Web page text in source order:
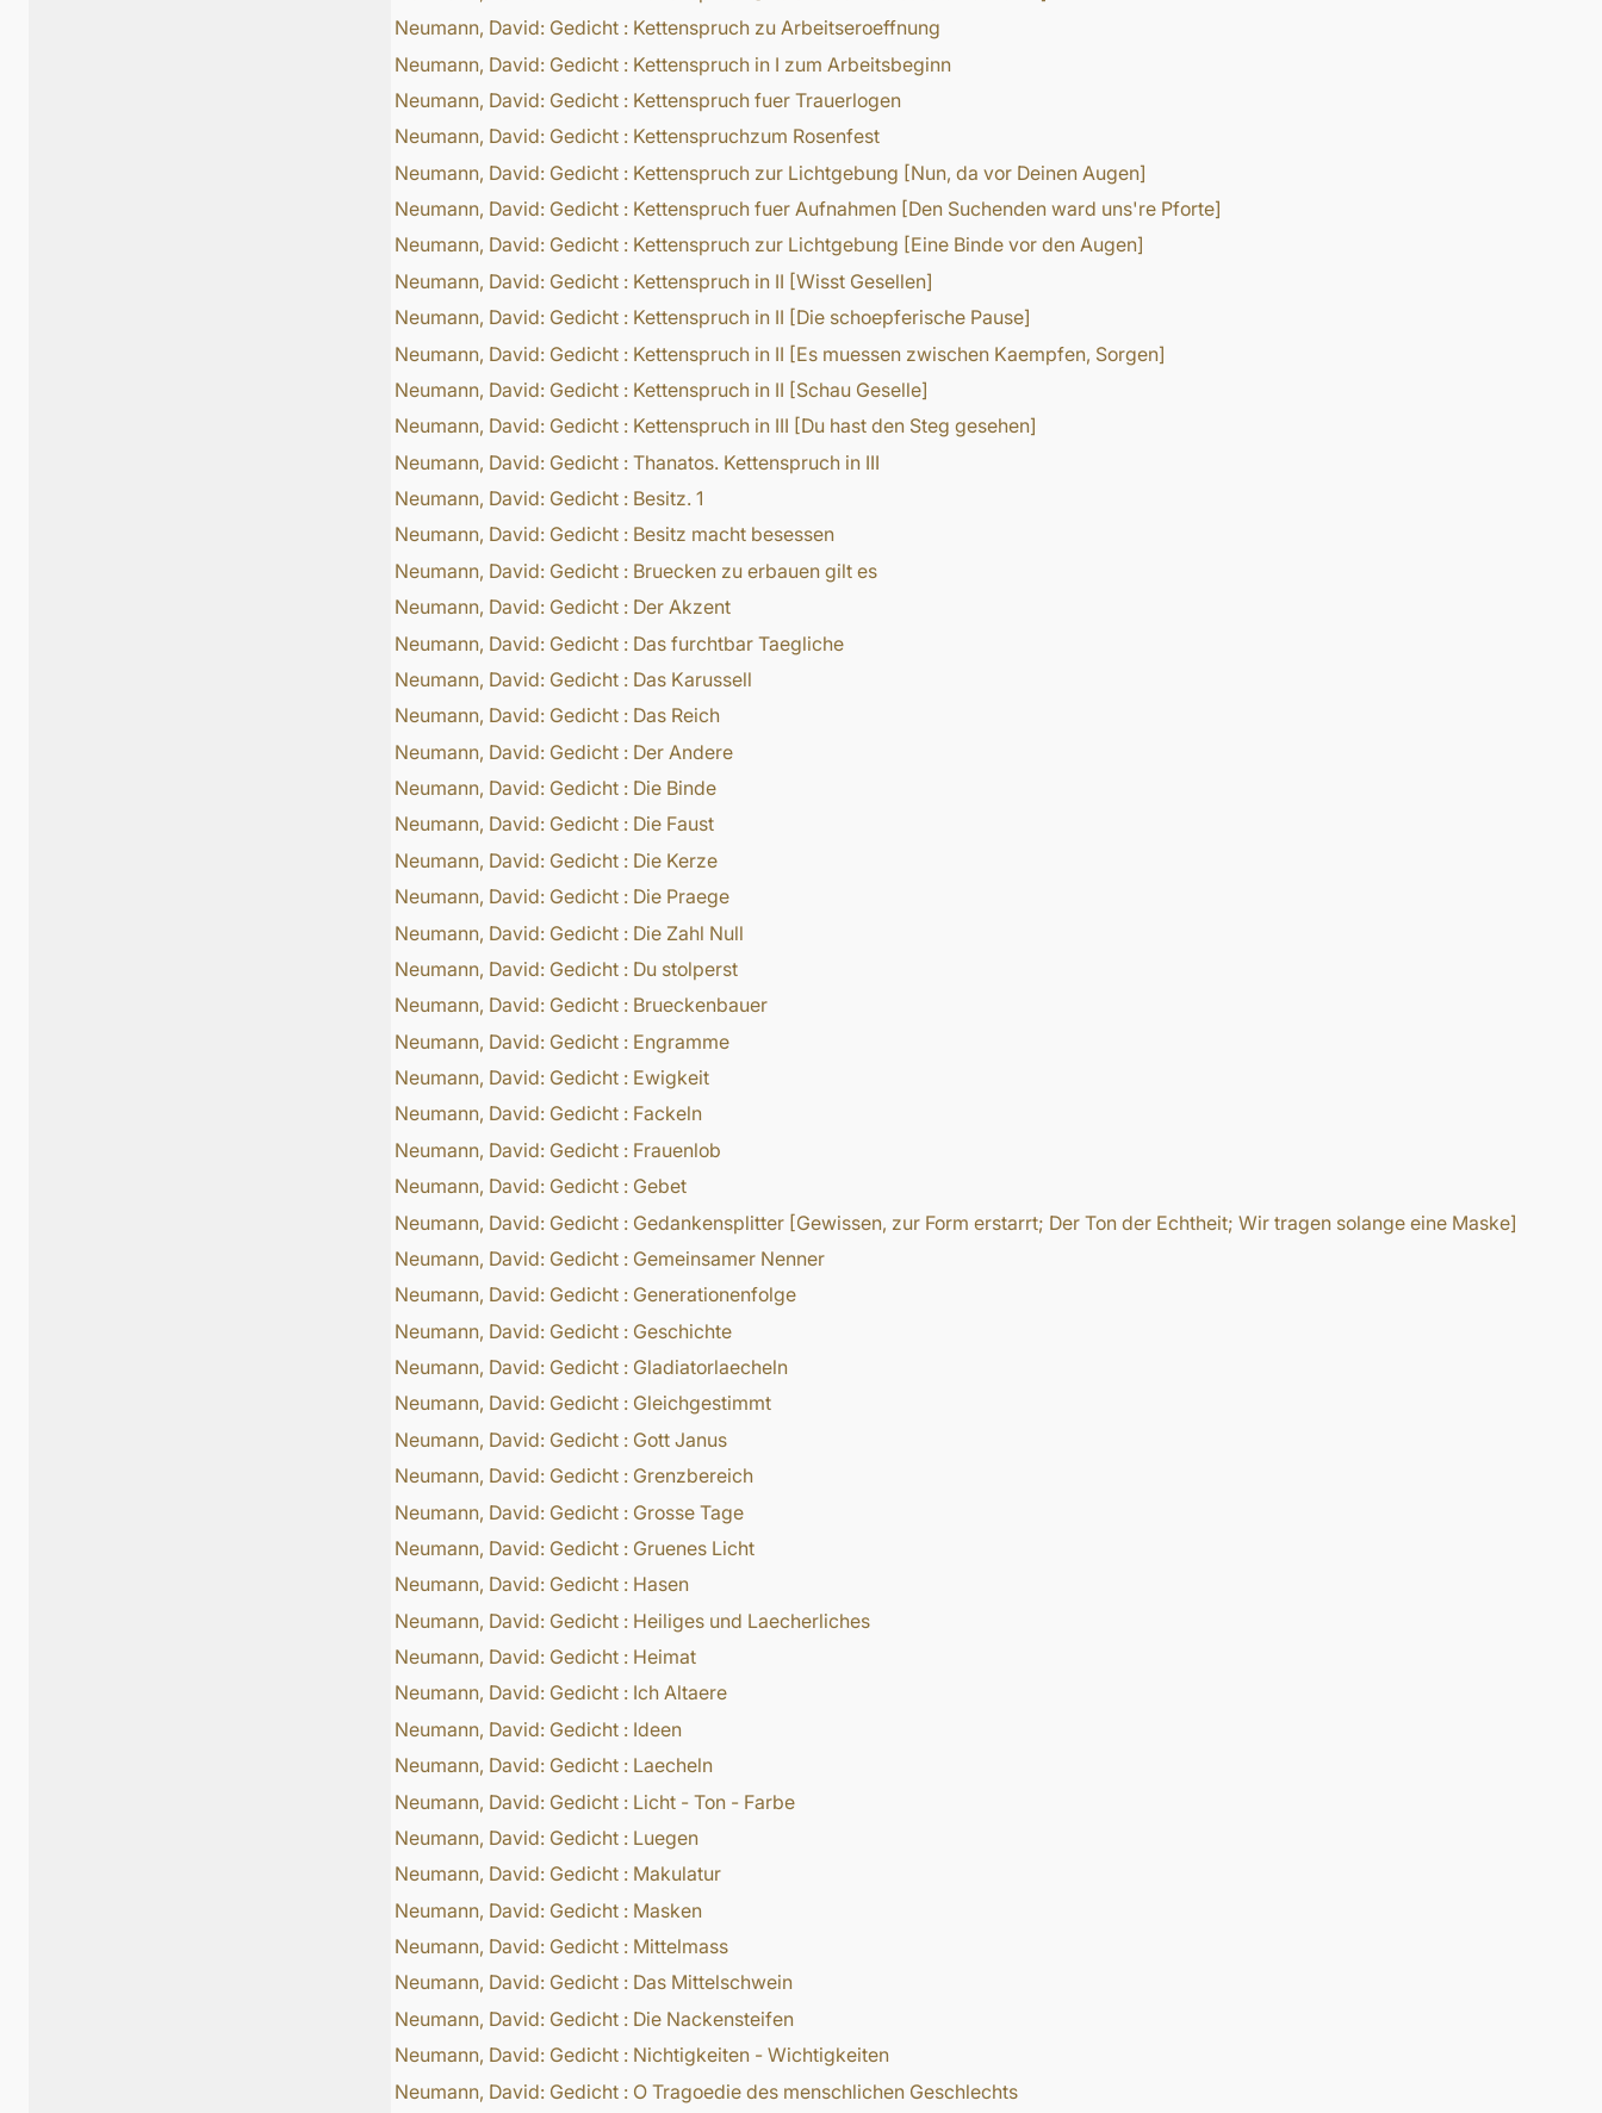
Neumann, David: Gedicht : Kettenspruch zu Arbeitseroeffnung
Neumann, David: Gedicht : Kettenspruch in I zum Arbeitsbeginn
Neumann, David: Gedicht : Kettenspruch fuer Trauerlogen
Neumann, David: Gedicht : Kettenspruchzum Rosenfest
Neumann, David: Gedicht : Kettenspruch zur Lichtgebung [Nun, da vor Deinen Augen]
Neumann, David: Gedicht : Kettenspruch fuer Aufnahmen [Den Suchenden ward uns're Pforte]
Neumann, David: Gedicht : Kettenspruch zur Lichtgebung [Eine Binde vor den Augen]
Neumann, David: Gedicht : Kettenspruch in II [Wisst Gesellen]
Neumann, David: Gedicht : Kettenspruch in II [Die schoepferische Pause]
Neumann, David: Gedicht : Kettenspruch in II [Es muessen zwischen Kaempfen, Sorgen]
Neumann, David: Gedicht : Kettenspruch in II [Schau Geselle]
Neumann, David: Gedicht : Kettenspruch in III [Du hast den Steg gesehen]
Neumann, David: Gedicht :Thanatos. Kettenspruch in III
Neumann, David: Gedicht : Besitz. 1
Neumann, David: Gedicht : Besitz macht besessen
Neumann, David: Gedicht : Bruecken zu erbauen gilt es
Neumann, David: Gedicht : Der Akzent
Neumann, David: Gedicht : Das furchtbar Taegliche
Neumann, David: Gedicht : Das Karussell
Neumann, David: Gedicht : Das Reich
Neumann, David: Gedicht : Der Andere
Neumann, David: Gedicht : Die Binde
Neumann, David: Gedicht : Die Faust
Neumann, David: Gedicht : Die Kerze
Neumann, David: Gedicht : Die Praege
Neumann, David: Gedicht : Die Zahl Null
Neumann, David: Gedicht : Du stolperst
Neumann, David: Gedicht : Brueckenbauer
Neumann, David: Gedicht : Engramme
Neumann, David: Gedicht : Ewigkeit
Neumann, David: Gedicht : Fackeln
Neumann, David: Gedicht : Frauenlob
Neumann, David: Gedicht : Gebet
Neumann, David: Gedicht : Gedankensplitter [Gewissen, zur Form erstarrt; Der Ton der Echtheit; Wir tragen solange eine Maske]
Neumann, David: Gedicht : Gemeinsamer Nenner
Neumann, David: Gedicht : Generationenfolge
Neumann, David: Gedicht : Geschichte
Neumann, David: Gedicht : Gladiatorlaecheln
Neumann, David: Gedicht : Gleichgestimmt
Neumann, David: Gedicht : Gott Janus
Neumann, David: Gedicht : Grenzbereich
Neumann, David: Gedicht : Grosse Tage
Neumann, David: Gedicht : Gruenes Licht
Neumann, David: Gedicht : Hasen
Neumann, David: Gedicht : Heiliges und Laecherliches
Neumann, David: Gedicht : Heimat
Neumann, David: Gedicht : Ich Altaere
Neumann, David: Gedicht : Ideen
Neumann, David: Gedicht : Laecheln
Neumann, David: Gedicht : Licht - Ton - Farbe
Neumann, David: Gedicht : Luegen
Neumann, David: Gedicht : Makulatur
Neumann, David: Gedicht : Masken
Neumann, David: Gedicht : Mittelmass
Neumann, David: Gedicht : Das Mittelschwein
Neumann, David: Gedicht : Die Nackensteifen
Neumann, David: Gedicht : Nichtigkeiten - Wichtigkeiten
Neumann, David: Gedicht : O Tragoedie des menschlichen Geschlechts